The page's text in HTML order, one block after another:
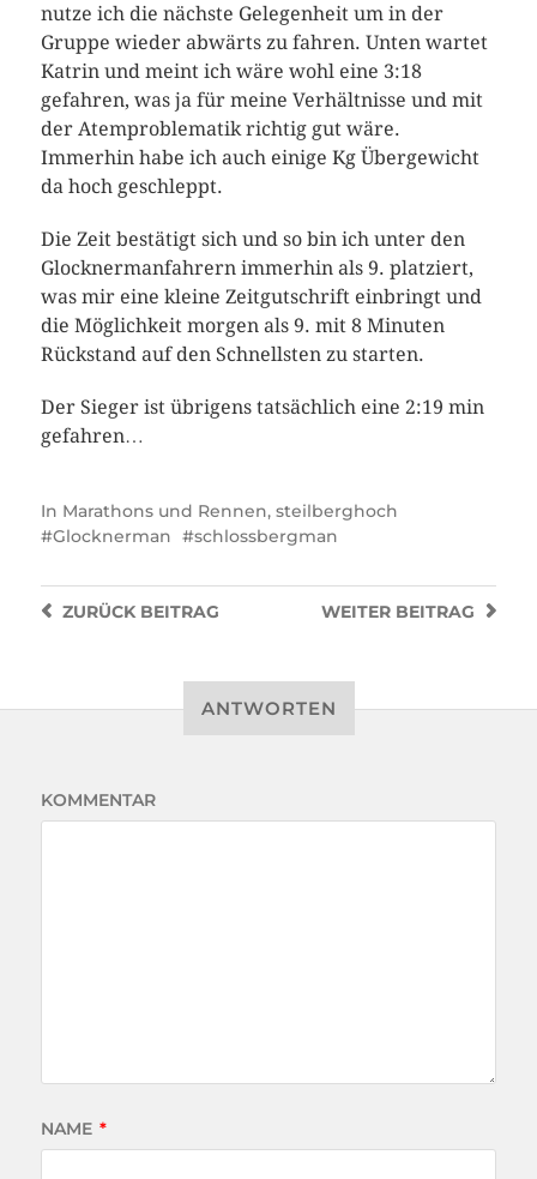
nutze ich die nächste Gelegenheit um in der
Gruppe wieder abwärts zu fahren. Unten wartet
Katrin und meint ich wäre wohl eine 3:18
gefahren, was ja für meine Verhältnisse und mit
der Atemproblematik richtig gut wäre.
Immerhin habe ich auch einige Kg Übergewicht
da hoch geschleppt.
Die Zeit bestätigt sich und so bin ich unter den
Glocknermanfahrern immerhin als 9. platziert,
was mir eine kleine Zeitgutschrift einbringt und
die Möglichkeit morgen als 9. mit 8 Minuten
Rückstand auf den Schnellsten zu starten.
Der Sieger ist übrigens tatsächlich eine 2:19 min
gefahren…
In Marathons und Rennen, steilberghoch
Glocknerman
schlossbergman
WEITER BEITRAG
ZURÜCKBEITRAG
ANTWORTEN
KOMMENTAR
NAME *